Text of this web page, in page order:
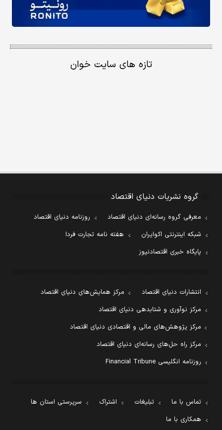
تازه های سایت خوان
گروه نشریات دنیای اقتصاد
معرفی گروه رسانه‌ای دنیای اقتصاد
روزنامه دنیای اقتصاد
شبکه اینترنتی اکوایران
هفته نامه تجارت فردا
پایگاه خبری اقتصادنیوز
انتشارات دنیای اقتصاد
مرکز همایش‌های دنیای اقتصاد
مرکز نوآوری و شتابدهی دنیای اقتصاد
مرکز پژوهش‌های مالی و اقتصادی دنیای اقتصاد
مرکز راه حل‌های رسانه‌ای دنیای اقتصاد
روزنامه انگلیسی Financial Tribune
تماس با ما تبلیغات اشتراک
سرپرستی استان ها
همکاری با ما